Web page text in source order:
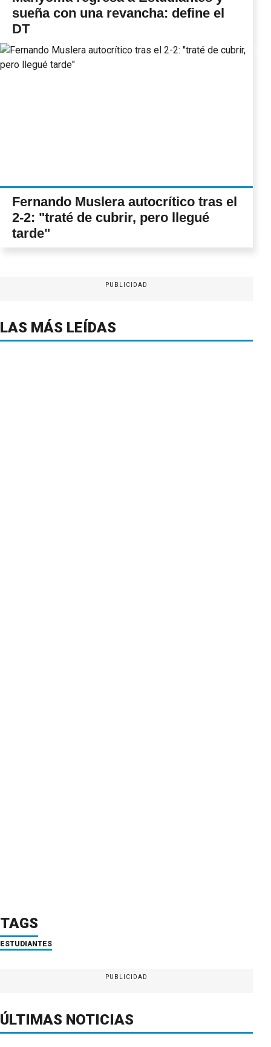
sueña con una revancha: define el
DT
Fernando Muslera autocrítico tras el
2-2: "traté de cubrir, pero llegué
tarde"
PUBLICIDAD
LAS MÁS LEÍDAS
TAGS
ESTUDIANTES
PUBLICIDAD
ÚLTIMAS NOTICIAS